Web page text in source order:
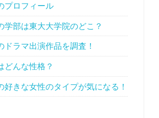
プロフィール
学部は東大大学院のどこ？
ドラマ出演作品を調査！
どんな性格？
好きな女性のタイプが気になる！